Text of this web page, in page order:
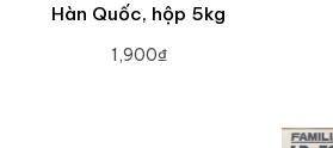
Hàn Quốc, hộp 5kg
1,900₫